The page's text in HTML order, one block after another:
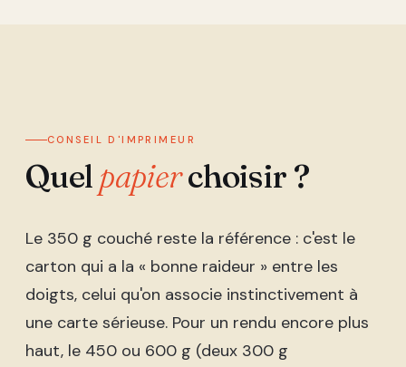
CONSEIL D'IMPRIMEUR
Quel papierchoisir ?
Le 350 g couché reste la référence : c'est le
carton qui a la « bonne raideur » entre les
doigts, celui qu'on associe instinctivement à
une carte sérieuse. Pour un rendu encore plus
haut, le 450 ou 600 g (deux 300 g